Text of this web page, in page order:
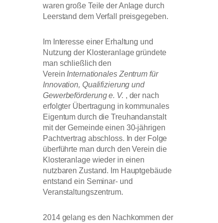
waren große Teile der Anlage durch
Leerstand dem Verfall preisgegeben.
Im Interesse einer Erhaltung und
Nutzung der Klosteranlage gründete
man schließlich den
Verein Internationales Zentrum für
Innovation, Qualifizierung und
Gewerbeförderung e. V. , der nach
erfolgter Übertragung in kommunales
Eigentum durch die Treuhandanstalt
mit der Gemeinde einen 30-jährigen
Pachtvertrag abschloss. In der Folge
überführte man durch den Verein die
Klosteranlage wieder in einen
nutzbaren Zustand. Im Hauptgebäude
entstand ein Seminar- und
Veranstaltungszentrum.
2014 gelang es den Nachkommen der